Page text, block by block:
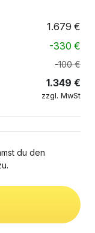
1.679 €
-330 €
-100 €
1.349 €
zzgl. MwSt
du den